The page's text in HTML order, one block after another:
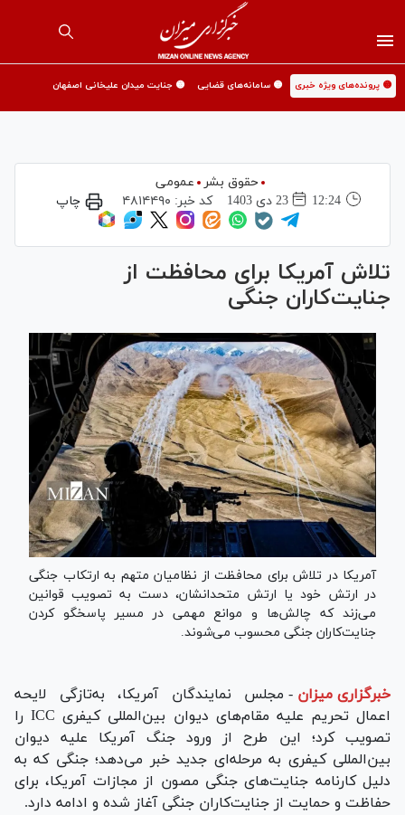
🟡 پرونده‌های ویژه خبری 🟡 سامانه‌های قضایی 🟡 جنایت میدان علیخانی اصفهان
حقوق بشر
عمومی
12:24
23 دی 1403 کد خبر: ۴۸۱۴۴۹۰ چاپ
تلاش آمریکا برای محافظت از
جنایت‌کاران جنگی
آمریکا در تلاش برای محافظت از نظامیان متهم به ارتکاب جنگی
در ارتش خود یا ارتش متحدانشان، دست به تصویب قوانین
می‌زند که چالش‌ها و موانع مهمی در مسیر پاسخگو کردن
جنایت‌کاران جنگی محسوب می‌شوند.
خبرگزاری میزان - مجلس نمایندگان آمریکا، به‌تازگی لایحه
اعمال تحریم علیه مقام‌های دیوان بین‌المللی کیفری ICC را
تصویب کرد؛ این طرح از ورود جنگ آمریکا علیه دیوان
بین‌المللی کیفری به مرحله‌ای جدید خبر می‌دهد؛ جنگی که به
دلیل کارنامه جنایت‌های جنگی مصون از مجازات آمریکا، برای
حفاظت و حمایت از جنایت‌کاران جنگی آغاز شده و ادامه دارد.